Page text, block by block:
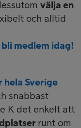
välja en
och alltid
medlem idag!
hela Sverige
snabbast
K det enkelt att
runt om